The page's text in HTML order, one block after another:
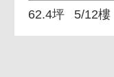
62.4坪 5/12樓